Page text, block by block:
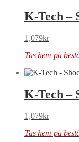
K-Tech –
1,079kr
Tas hem på
K-Tech –
1,079kr
Tas hem på